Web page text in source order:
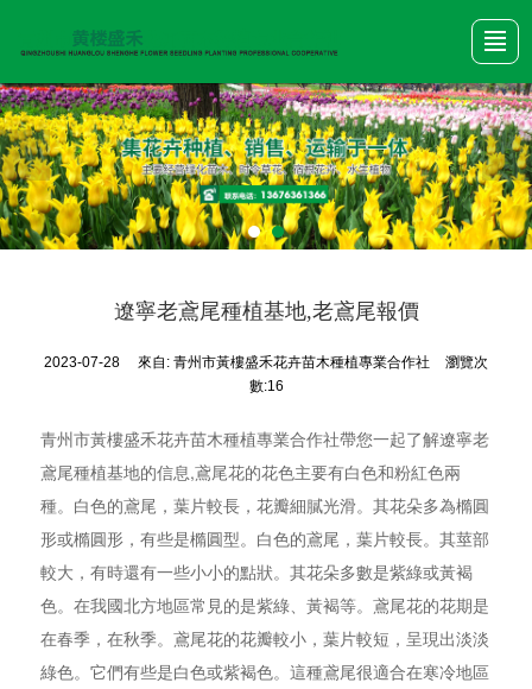
首頁 產品展示 關于我們 新聞動態 公司圖冊 行業資訊 聯系我們
遼寧老鳶尾種植基地,老鳶尾報價
2023-07-28 來自:青州市黃樓盛禾花卉苗木種植專業合作社
瀏覽次
數:16
青州市黃樓盛禾花卉苗木種植專業合作社帶您一起了解遼寧老
鳶尾種植基地的信息,鳶尾花的花色主要有白色和粉紅色兩
種。白色的鳶尾，葉片較長，花瓣細膩光滑。其花朵多為橢圓
形或橢圓形，有些是橢圓型。白色的鳶尾，葉片較長。其莖部
較大，有時還有一些小小的點狀。其花朵多數是紫綠或黃褐
色。在我國北方地區常見的是紫綠、黃褐等。鳶尾花的花期是
在春季，在秋季。鳶尾花的花瓣較小，葉片較短，呈現出淡淡
綠色。它們有些是白色或紫褐色。這種鳶尾很適合在寒冷地區